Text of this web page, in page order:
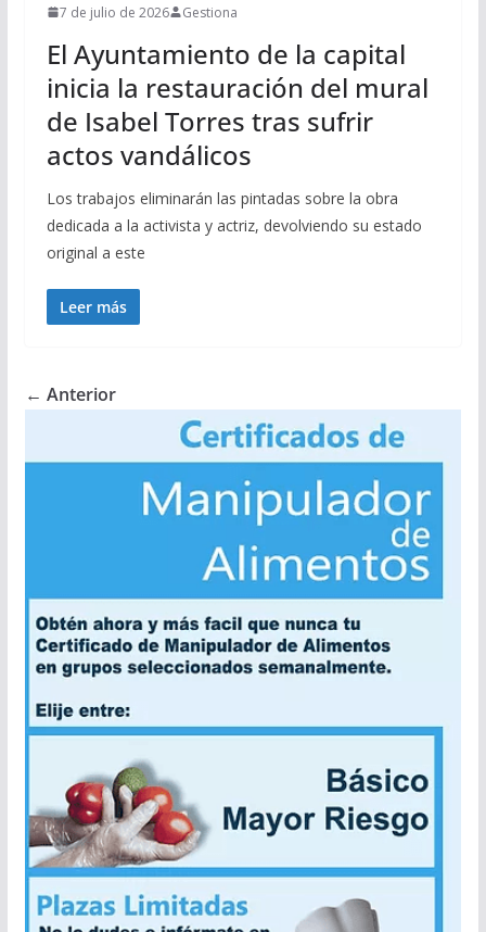
7 de julio de 2026 Gestiona
El Ayuntamiento de la capital
inicia la restauración del mural
de Isabel Torres tras sufrir
actos vandálicos
Los trabajos eliminarán las pintadas sobre la obra
dedicada a la activista y actriz, devolviendo su estado
original a este
Leer más
← Anterior